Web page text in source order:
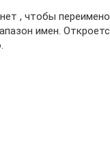
, чтобы
имен.